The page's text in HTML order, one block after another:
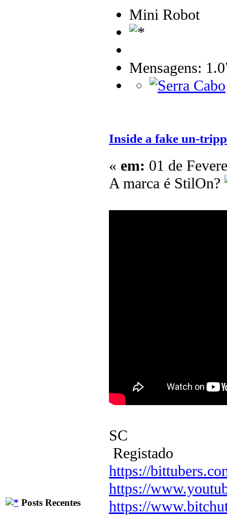
Posts Recentes
Mini Robot
Mensagens:
Inside a fake un-
« em: 01 de
A marca é StilOn?
SC
Registado
https://
https://
https://